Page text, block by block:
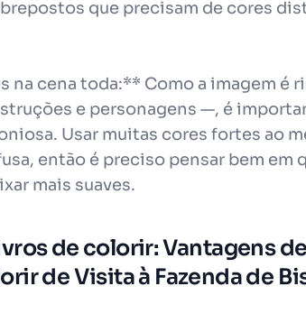
que precisam de cores
na cena toda:** Como a imagem é
e personagens —, é
Usar muitas cores fortes ao
então é preciso pensar bem em
mais suaves.
de colorir: Vantagens
de Visita à Fazenda de